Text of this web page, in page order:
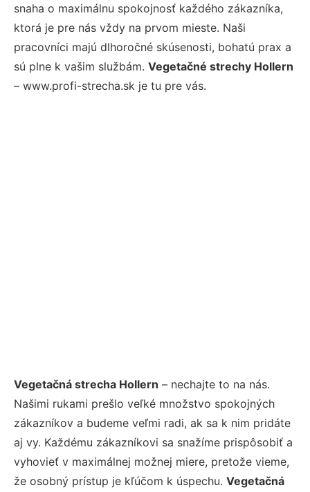
snaha o maximálnu spokojnosť každého zákazníka,
ktorá je pre nás vždy na prvom mieste. Naši
pracovníci majú dlhoročné skúsenosti, bohatú prax a
sú plne k vašim službám. Vegetačné strechy Hollern
– www.profi-strecha.sk je tu pre vás.
Vegetačná strecha Hollern – nechajte to na nás.
Našimi rukami prešlo veľké množstvo spokojných
zákazníkov a budeme veľmi radi, ak sa k nim pridáte
aj vy. Každému zákazníkovi sa snažíme prispôsobiť a
vyhovieť v maximálnej možnej miere, pretože vieme,
že osobný prístup je kľúčom k úspechu. Vegetačná